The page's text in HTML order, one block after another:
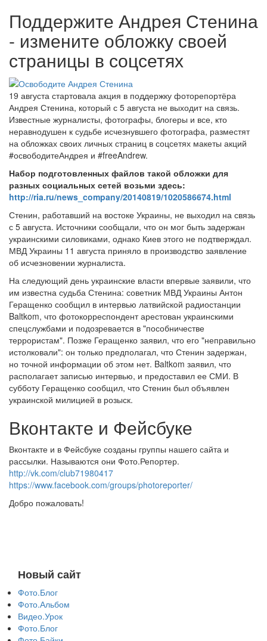
Поддержите Андрея Стенина
- измените обложку своей
страницы в соцсетях
19 августа стартовала акция в поддержку фоторепортёра
Андрея Стенина, который с 5 августа не выходит на связь.
Известные журналисты, фотографы, блогеры и все, кто
неравнодушен к судьбе исчезнувшего фотографа, разместят
на обложках своих личных страниц в соцсетях макеты акций
#освободитеАндрея и #freeAndrew.
Набор подготовленных файлов такой обложки для
разных социальных сетей возьми здесь:
http://ria.ru/news_company/20140819/1020586674.html
Стенин, работавший на востоке Украины, не выходил на связь
с 5 августа. Источники сообщали, что он мог быть задержан
украинскими силовиками, однако Киев этого не подтверждал.
МВД Украины 11 августа приняло в производство заявление
об исчезновении журналиста.
На следующий день украинские власти впервые заявили, что
им известна судьба Стенина: советник МВД Украины Антон
Геращенко сообщил в интервью латвийской радиостанции
Baltkom, что фотокорреспондент арестован украинскими
спецслужбами и подозревается в "пособничестве
террористам". Позже Геращенко заявил, что его "неправильно
истолковали": он только предполагал, что Стенин задержан,
но точной информации об этом нет. Baltkom заявил, что
располагает записью интервью, и предоставил ее СМИ. В
субботу Геращенко сообщил, что Стенин был объявлен
украинской милицией в розыск.
Вконтакте и Фейсбуке
Вконтакте и в Фейсбуке созданы группы нашего сайта и
рассылки. Называются они Фото.Репортер.
http://vk.com/club71980417
https://www.facebook.com/groups/photoreporter/
Добро пожаловать!
Новый сайт
Фото.Блог
Фото.Альбом
Видео.Урок
Фото.Блог